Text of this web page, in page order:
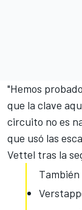
"Hemos
que la clave
circuito no es
que usó las
Vettel tras la